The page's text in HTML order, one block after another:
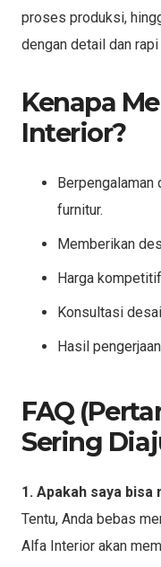
proses produksi,
dengan detail dan
Kenapa
Interior?
Berpengalaman
furnitur.
Memberikan
Harga
Konsultasi
Hasil
FAQ
Sering
1. Apakah saya
Tentu, Anda bebas
Alfa Interior akan